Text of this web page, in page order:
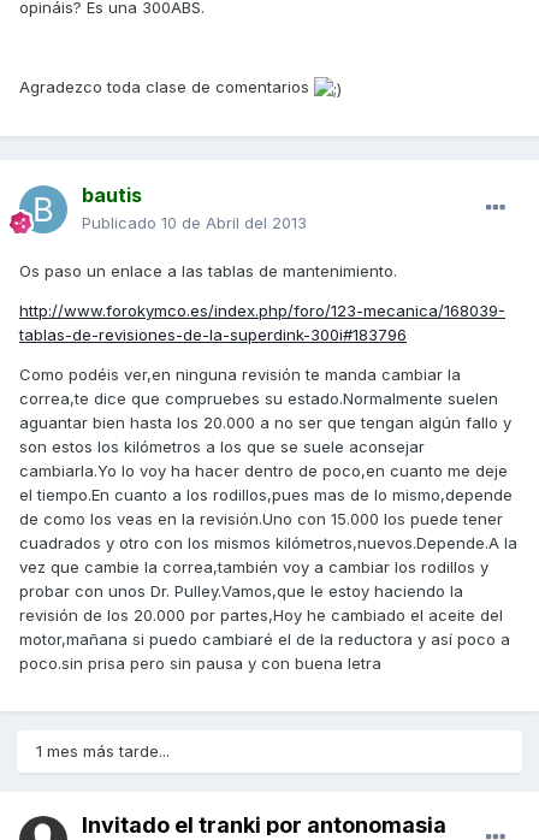
opináis? Es una 300ABS.
Agradezco toda clase de comentarios
bautis
Publicado 10 de Abril del 2013
Os paso un enlace a las tablas de mantenimiento.
http://www.forokymco.es/index.php/foro/123-mecanica/168039-
tablas-de-revisiones-de-la-superdink-300i#183796
Como podéis ver,en ninguna revisión te manda cambiar la
correa,te dice que compruebes su estado.Normalmente suelen
aguantar bien hasta los 20.000 a no ser que tengan algún fallo y
son estos los kilómetros a los que se suele aconsejar
cambiarla.Yo lo voy ha hacer dentro de poco,en cuanto me deje
el tiempo.En cuanto a los rodillos,pues mas de lo mismo,depende
de como los veas en la revisión.Uno con 15.000 los puede tener
cuadrados y otro con los mismos kilómetros,nuevos.Depende.A la
vez que cambie la correa,también voy a cambiar los rodillos y
probar con unos Dr. Pulley.Vamos,que le estoy haciendo la
revisión de los 20.000 por partes,Hoy he cambiado el aceite del
motor,mañana si puedo cambiaré el de la reductora y así poco a
poco.sin prisa pero sin pausa y con buena letra
1 mes más tarde...
Invitado el tranki por antonomasia